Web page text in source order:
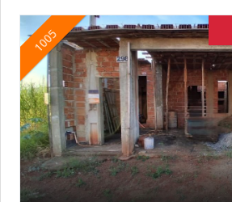
1005